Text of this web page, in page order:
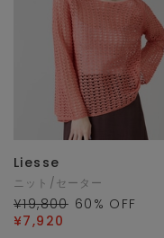
Liesse
ニット/セーター
¥19,800 60 % OFF
¥7,920